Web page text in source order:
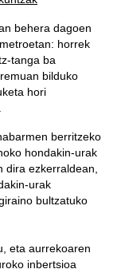
behera dagoen
horrek
tanga ba
bilduko
hori
berritzeko
hondakin-urak
dira ezkerraldean,
urak
bultzatuko
eta aurrekoaren
inbertsioa